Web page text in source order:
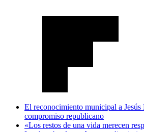
El reconocimiento municipal a Jesús
compromiso republicano
«Los restos de una vida merecen